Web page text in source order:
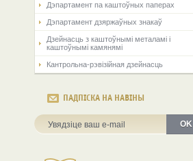
Дэпартамент па каштоўных паперах
Дэпартамент дзяржаўных знакаў
Дзейнасць з каштоўнымі металамі і
каштоўнымі камянямі
Кантрольна-рэвізійная дзейнасць
ПАДПІСКА НА НАВІНЫ
OK